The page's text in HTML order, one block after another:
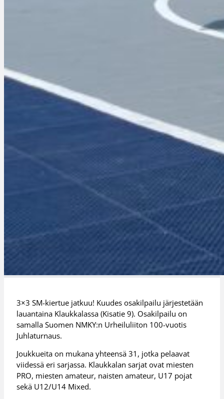
3×3 SM-kiertue jatkuu! Kuudes osakilpailu järjestetään
lauantaina Klaukkalassa (Kisatie 9). Osakilpailu on
samalla Suomen NMKY:n Urheiluliiton 100-vuotis
Juhlaturnaus.
Joukkueita on mukana yhteensä 31, jotka pelaavat
viidessä eri sarjassa. Klaukkalan sarjat ovat miesten
PRO, miesten amateur, naisten amateur, U17 pojat
sekä U12/U14 Mixed.